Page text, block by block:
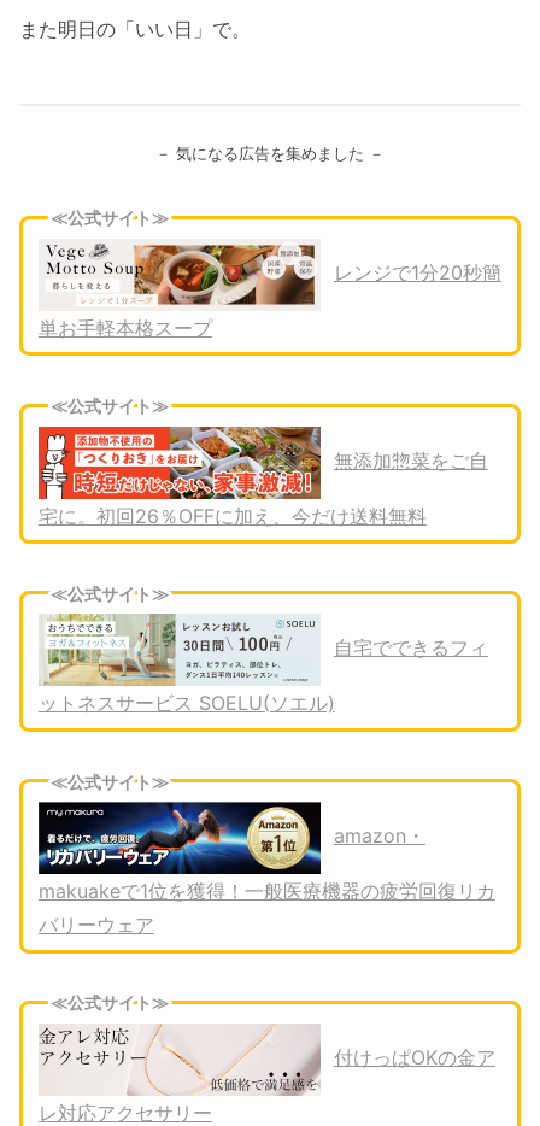
また明日の「いい日」で。
－ 気になる広告を集めました －
≪公式サイト≫
レンジで1分20秒簡
単お手軽本格スープ
≪公式サイト≫
無添加惣菜をご自
宅に。初回26％OFFに加え、今だけ送料無料
≪公式サイト≫
自宅でできるフィ
ットネスサービス SOELU(ソエル)
≪公式サイト≫
amazon・
makuakeで1位を獲得！一般医療機器の疲労回復リカ
バリーウェア
≪公式サイト≫
付けっぱOKの金ア
レ対応アクセサリー